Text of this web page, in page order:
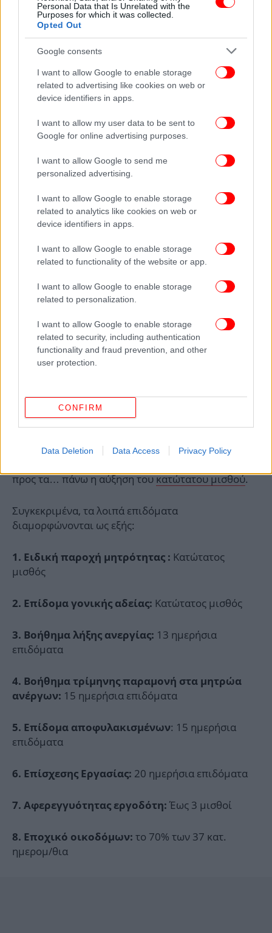
Personal Data that Is Unrelated with the
Purposes for which it was collected.
Opted Out
Google consents
I want to allow Google to enable storage
related to advertising like cookies on web or
device identifiers in apps.
I want to allow my user data to be sent to
Google for online advertising purposes.
I want to allow Google to send me
personalized advertising.
I want to allow Google to enable storage
related to analytics like cookies on web or
device identifiers in apps.
I want to allow Google to enable storage
related to functionality of the website or app.
I want to allow Google to enable storage
related to personalization.
I want to allow Google to enable storage
related to security, including authentication
functionality and fraud prevention, and other
user protection.
CONFIRM
Data Deletion Data Access Privacy Policy
Η παρουσίαση του αρμόδιου υπουργού για τον
κατώτατο μισθό:
Πώς διαμορφώνονται τα επιδόματα που συνδέονται με
προς τα… πάνω η αύξηση τουκατώτατου μισθού.
Συγκεκριμένα, τα λοιπά επιδόματα
διαμορφώνονται ως εξής:
1. Ειδική παροχή μητρότητας : Κατώτατος
μισθός
2. Επίδομα γονικής αδείας: Κατώτατος μισθός
3. Βοήθημα λήξης ανεργίας: 13 ημερήσια
επιδόματα
4. Βοήθημα τρίμηνης παραμονή στα μητρώα
ανέργων: 15 ημερήσια επιδόματα
5. Επίδομα αποφυλακισμένων: 15 ημερήσια
επιδόματα
6. Επίσχεσης Εργασίας: 20 ημερήσια επιδόματα
7. Αφερεγγυότητας εργοδότη: Έως 3 μισθοί
8. Εποχικό οικοδόμων: το 70% των 37 κατ.
ημερομ/θια